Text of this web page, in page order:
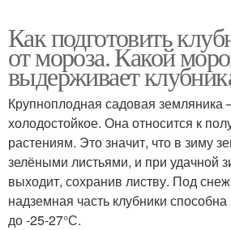
Как подготовить
от мороза. Какой
выдерживает
Крупноплодная садовая земляника
холодостойкое. Она относится к
растениям. Это значит, что в зиму
зелёными листьями, и при удачной
выходит, сохранив листву. Под
надземная часть клубники
до -25-27°С.